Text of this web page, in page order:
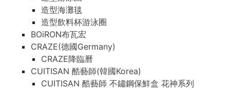
造型海灘毯
造型飲料杯游泳圈
BOiRON布瓦宏
CRAZE(德國Germany)
CRAZE降臨曆
CUITISAN 酷藝師(韓國Korea)
CUITISAN 酷藝師 不鏽鋼保鮮盒 花神系列